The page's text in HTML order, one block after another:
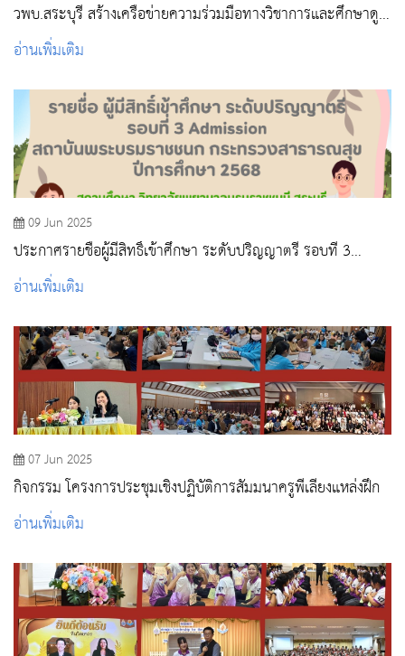
วพบ.สระบุรี สร้างเครือข่ายความร่วมมือทางวิชาการและศึกษาดู
งาน ณ โรงเรียนนายเรืออากาศนวมินทกษัตริยาธิราช
อ่านเพิ่มเติม
09 Jun 2025
ประกาศรายชื่อผู้มีสิทธิ์เข้าศึกษา ระดับปริญญาตรี รอบที่ 3
Admission
อ่านเพิ่มเติม
07 Jun 2025
กิจกรรม โครงการประชุมเชิงปฏิบัติการสัมมนาครูพี่เลี้ยงแหล่งฝึก
อ่านเพิ่มเติม